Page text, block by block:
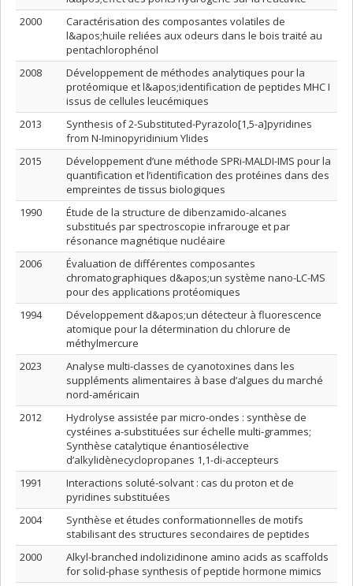
2000
Caractérisation des composantes volatiles de
l&apos;huile reliées aux odeurs dans le bois traité au
pentachlorophénol
2008
Développement de méthodes analytiques pour la
protéomique et l&apos;identification de peptides MHC I
issus de cellules leucémiques
2013
Synthesis of 2-Substituted-Pyrazolo[1,5-a]pyridines
from N-Iminopyridinium Ylides
2015
Développement d’une méthode SPRi-MALDI-IMS pour la
quantification et l’identification des protéines dans des
empreintes de tissus biologiques
1990
Étude de la structure de dibenzamido-alcanes
substitués par spectroscopie infrarouge et par
résonance magnétique nucléaire
2006
Évaluation de différentes composantes
chromatographiques d&apos;un système nano-LC-MS
pour des applications protéomiques
1994
Développement d&apos;un détecteur à fluorescence
atomique pour la détermination du chlorure de
méthylmercure
2023
Analyse multi-classes de cyanotoxines dans les
suppléments alimentaires à base d’algues du marché
nord-américain
2012
Hydrolyse assistée par micro-ondes : synthèse de
cystéines a-substituées sur échelle multi-grammes;
Synthèse catalytique énantiosélective
d’alkylidènecyclopropanes 1,1-di-accepteurs
1991
Interactions soluté-solvant : cas du proton et de
pyridines substituées
2004
Synthèse et études conformationnelles de motifs
stabilisant des structures secondaires de peptides
2000
Alkyl-branched indolizidinone amino acids as scaffolds
for solid-phase synthesis of peptide hormone mimics